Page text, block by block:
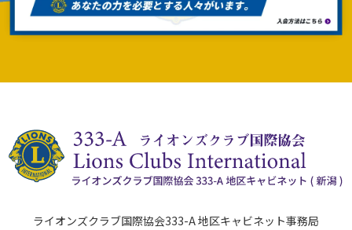
ライオンズクラブ国際協会333-A 地区キャビネット事務局